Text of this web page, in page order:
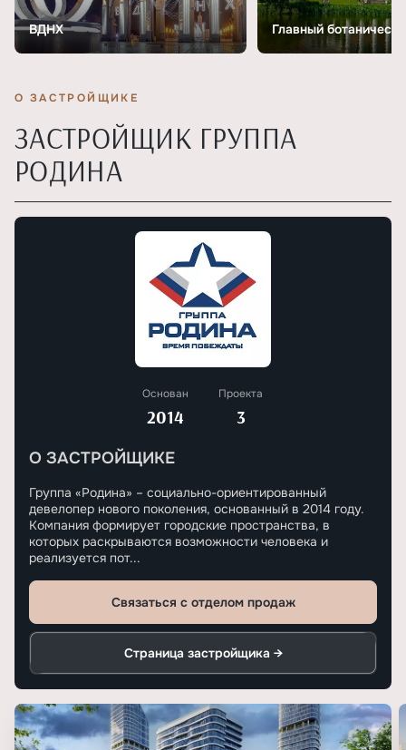
ВДНХ Главный
О ЗАСТРОЙЩИКЕ
ЗАСТРОЙЩИК ГРУППА
РОДИНА
Основан
2014
Проекта
3
О ЗАСТРОЙЩИКЕ
Группа «Родина» – социально-ориентированный
девелопер нового поколения, основанный в 2014 году.
Компания формирует городские пространства, в
которых раскрываются возможности человека и
реализуется пот...
Связаться с отделом продаж
Страница застройщика →